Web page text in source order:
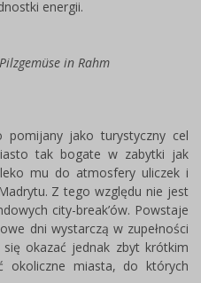
energii.
in Rahm
jako turystyczny cel
tak bogate w zabytki jak
mu do atmosfery uliczek i
Z tego względu nie jest
city-break’ów. Powstaje
dni wystarczą w zupełności
okazać jednak zbyt krótkim
okoliczne miasta, do których